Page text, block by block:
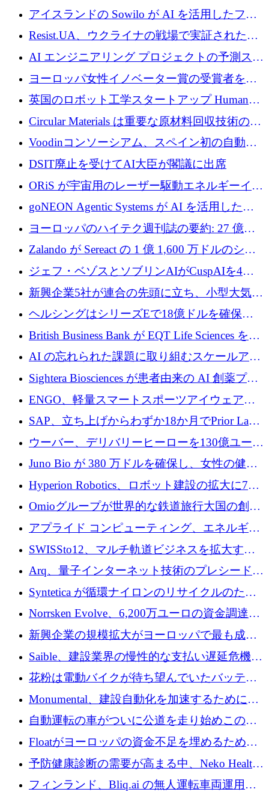
欧州防衛技術ファンドに5億ユーロを拠出
アイスランドの Sowilo が AI を活用したファ
ッション製品インテリジェンス プラットフォ
ームを拡大するためにプレシードを調達
Resist.UA、ウクライナの戦場で実証された防
衛技術を拡大するために5,000万ユーロの欧州
基金を立ち上げる
AI エンジニアリング プロジェクトの予測スタ
ートアップ Cascade が a16z アクセラレータか
らの支援を獲得
ヨーロッパ女性イノベーター賞の受賞者を紹
介します
英国のロボット工学スタートアップ Humanoid
がシリーズ A 1 億 5,200 万ドルで評価額 13 億
5,000 万ドルに到達
Circular Materials は重要な原材料回収技術の拡
張に 1,180 万ユーロを確保
Voodinコンソーシアム、スペイン初の自動木
製ブレード工場の建設にEU補助金4,800万ユ
ーロを確保
DSIT廃止を受けてAI大臣が閣議に出席
ORiS が宇宙用のレーザー駆動エネルギーイン
フラの構築に 500 万ユーロを調達
goNEON Agentic Systems が AI を活用したイ
ンフラ計画を加速するために 16 万ユーロを確
ヨーロッパのハイテク週刊誌の要約: 27 億ユ
ーロを超える 60 以上のハイテク資金調達取引
Zalando が Sereact の 1 億 1,600 万ドルのシリ
ーズ B に参加し、AI を活用した倉庫自動化を
ジェフ・ベゾスとソブリンAIがCuspAIを4億
5,000万ドルの資金調達で支援
新興企業5社が連合の先頭に立ち、小型大気質
センサーをEUのクリーンエア政策の中心に据
ヘルシングはシリーズEで18億ドルを確保、
ウーバーはデリバリー・ヒーローを130億ユー
ロの契約で買収、レボルトは2027年に米国の
銀行を立ち上げる
British Business Bank が EQT Life Sciences を
2,500 万ユーロのコミットメントで支援
AI の忘れられた課題に取り組むスケールアッ
プを実現: カメラロール
Sightera Biosciences が患者由来の AI 創薬プラ
ットフォームを拡大するために 300 万ユーロ
のプレシードをクローズ
ENGO、軽量スマートスポーツアイウェアの
進歩のために510万ユーロを調達
SAP、立ち上げからわずか18か月でPrior Labs
を10億ユーロ以上の契約で買収
ウーバー、デリバリーヒーローを130億ユーロ
の契約で買収、99か国にまたがるプラットフ
ォームを構築
Juno Bio が 380 万ドルを確保し、女性の健康
専用の初のシーケンスラボを開設
Hyperion Robotics、ロボット建設の拡大に740
万ドルを確保
Omioグループが世界的な鉄道旅行大国の創設
を目指してRail Europeを買収
アプライド コンピューティング、エネルギー
向け基盤 AI の拡張に 2,000 万ドルを調達
SWISSto12、マルチ軌道ビジネスを拡大する
ためにシリーズCで7,000万ドルを調達
Arq、量子インターネット技術のプレシードと
して140万ドルを確保
Syntetica が循環ナイロンのリサイクルのため
にシリーズ A で 3,000 万ドルを調達
Norrsken Evolve、6,200万ユーロの資金調達
後、アムステルダムに根を張る
新興企業の規模拡大がヨーロッパで最も成功
した創業者を生み出す、アントラー氏が発見
Saible、建設業界の慢性的な支払い遅延危機に
対処するために 290 万ポンドを調達
花粉は電動バイクが待ち望んでいたバッテリ
ー交換ネットワークを構築している
Monumental、建設自動化を加速するためにシ
リーズ B で 3,200 万ドルを確保
自動運転の車がついに公道を走り始めこの国
が世界をリードしようとしている
Floatがヨーロッパの資金不足を埋めるために
シリーズAで450万ユーロを調達
予防健康診断の需要が高まる中、Neko Health
が 7 億ドルを調達
フィンランド、Bliq.ai の無人運転車両運用を